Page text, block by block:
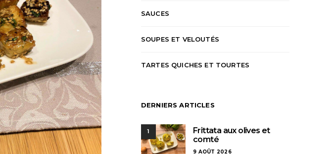
SAUCES
SOUPES ET VELOUTÉS
TARTES QUICHES ET TOURTES
DERNIERS ARTICLES
1
Frittata aux olives et
comté
9 AOÛT 2026